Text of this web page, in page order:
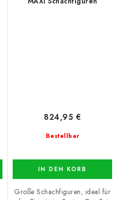
Bestellbar
824,95 €
IN DEN KORB
Große Schachfiguren, ideal für